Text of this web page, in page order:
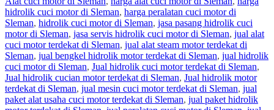
hidrolik cuci motor di Sleman, harga peralatan cuci motor di
Sleman, hidrolik cuci motor di Sleman, jasa pasang hidrolik cuci
motor di Sleman, jasa servis hidrolik cuci motor di Sleman, jual alat
cuci motor terdekat di Sleman, jual alat steam motor terdekat di
Sleman, jual bengkel hidrolik motor terdekat di Sleman, jual hidrolik
cuci motor di Sleman, Jual hidrolik cuci motor terdekat di Sleman,
Jual hidrolik cucian motor terdekat di Sleman, Jual hidrolik motor
terdekat di Sleman, jual mesin cuci motor terdekat di Sleman, jual
paket alat usaha cuci motor terdekat di Sleman, jual paket hidrolik